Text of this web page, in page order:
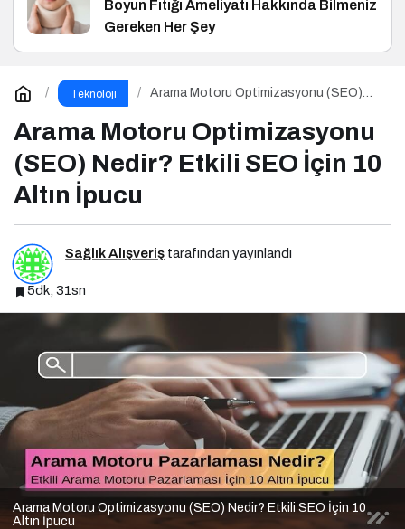
Boyun Fıtığı Ameliyatı Hakkında Bilmeniz
Gereken Her Şey
Teknoloji
Arama Motoru Optimizasyonu (SEO)
Arama Motoru Optimizasyonu
(SEO) Nedir? Etkili SEO İçin 10
Altın İpucu
Sağlık Alışveriş tarafından yayınlandı
5dk, 31sn
Arama Motoru Optimizasyonu (SEO) Nedir? Etkili SEO İçin 10
Altın İpucu